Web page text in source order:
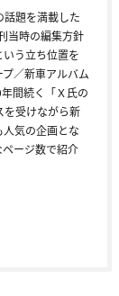
題を満載した
当時の編集方針
う立ち位置を
／新車アルバム
間続く「Ｘ氏の
を受けながら新
気の企画とな
ージ数で紹介